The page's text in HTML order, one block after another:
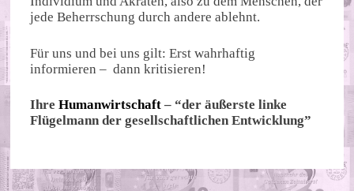
jede Beherrschung durch andere ablehnt.
Für uns und bei uns gilt: Erst wahrhaftig
informieren – dann kritisieren!
IhreHumanwirtschaft – “der äußerste linke
Flügelmann der gesellschaftlichen Entwicklung”